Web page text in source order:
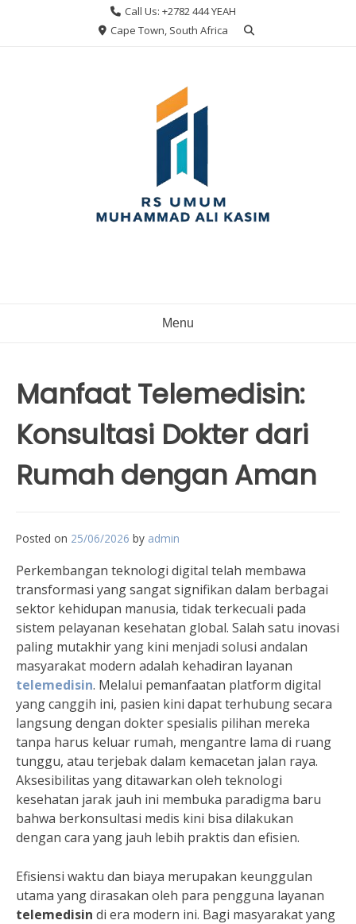
Call Us: +2782 444 YEAH
Cape Town, South Africa
Menu
Manfaat Telemedisin:
Konsultasi Dokter dari
Rumah dengan Aman
Posted on 25/06/2026 by admin
Perkembangan teknologi digital telah membawa
transformasi yang sangat signifikan dalam berbagai
sektor kehidupan manusia, tidak terkecuali pada
sistem pelayanan kesehatan global. Salah satu inovasi
paling mutakhir yang kini menjadi solusi andalan
masyarakat modern adalah kehadiran layanan
telemedisin. Melalui pemanfaatan platform digital
yang canggih ini, pasien kini dapat terhubung secara
langsung dengan dokter spesialis pilihan mereka
tanpa harus keluar rumah, mengantre lama di ruang
tunggu, atau terjebak dalam kemacetan jalan raya.
Aksesibilitas yang ditawarkan oleh teknologi
kesehatan jarak jauh ini membuka paradigma baru
bahwa berkonsultasi medis kini bisa dilakukan
dengan cara yang jauh lebih praktis dan efisien.
Efisiensi waktu dan biaya merupakan keunggulan
utama yang dirasakan oleh para pengguna layanan
telemedisin di era modern ini. Bagi masyarakat yang